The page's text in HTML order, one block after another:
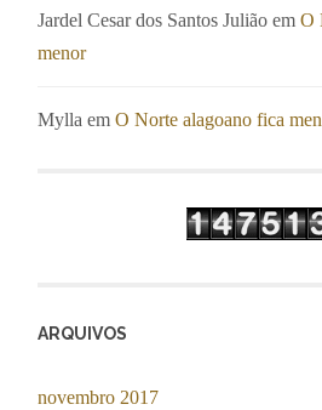
Jardel Cesar dos Santos Julião emO
menor
Mylla emO Norte alagoano fica
ARQUIVOS
novembro 2017